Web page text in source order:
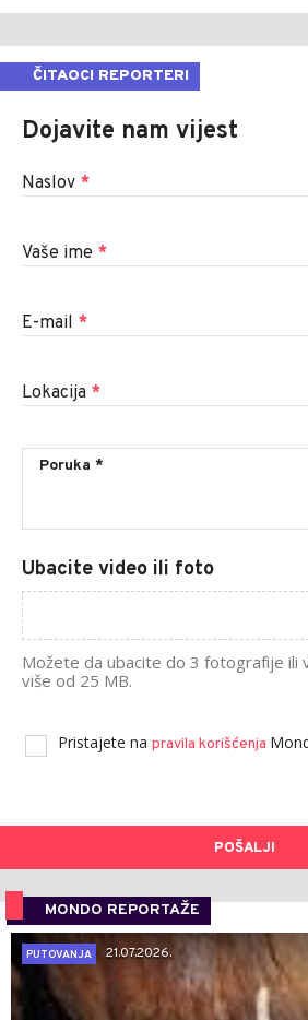
ČITAOCI REPORTERI
Dojavite nam vijest
Naslov *
Vaše ime *
E-mail *
Lokacija *
Ubacite video ili foto
Možete da ubacite do 3 fotografije ili
više od 25 MB.
Pristajete na pravila korišćenja
POŠALJI
MONDO REPORTAŽE
PUTOVANJA
21.07.2026.